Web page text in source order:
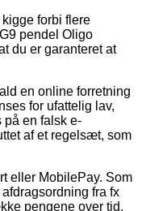
forbi flere
pendel Oligo
du er garanteret at
en online forretning
for ufattelig lav,
på en falsk e-
af et regelsæt, som
eller MobilePay. Som
fra fx
pengene over tid.